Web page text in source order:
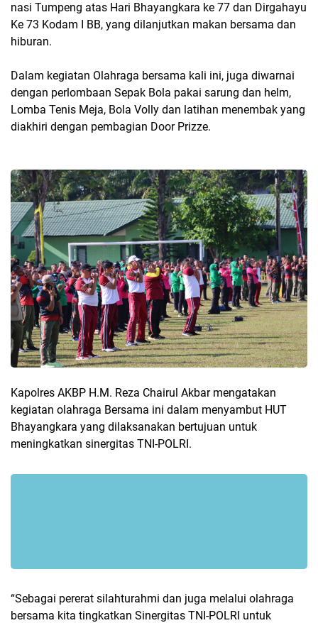
nasi Tumpeng atas Hari Bhayangkara ke 77 dan Dirgahayu
Ke 73 Kodam I BB, yang dilanjutkan makan bersama dan
hiburan.
Dalam kegiatan Olahraga bersama kali ini, juga diwarnai
dengan perlombaan Sepak Bola pakai sarung dan helm,
Lomba Tenis Meja, Bola Volly dan latihan menembak yang
diakhiri dengan pembagian Door Prizze.
Kapolres AKBP H.M. Reza Chairul Akbar mengatakan
kegiatan olahraga Bersama ini dalam menyambut HUT
Bhayangkara yang dilaksanakan bertujuan untuk
meningkatkan sinergitas TNI-POLRI.
“Sebagai pererat silahturahmi dan juga melalui olahraga
bersama kita tingkatkan Sinergitas TNI-POLRI untuk